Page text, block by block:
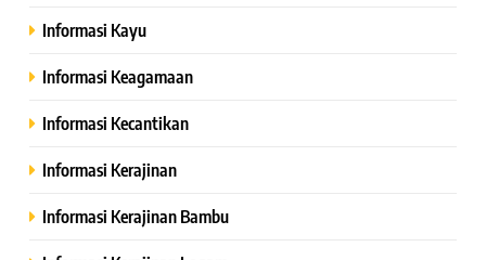
Informasi Kayu
Informasi Keagamaan
Informasi Kecantikan
Informasi Kerajinan
Informasi Kerajinan Bambu